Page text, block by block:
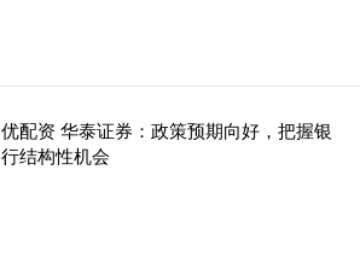
优配资 华泰证券：政策预期向好，把握银
行结构性机会